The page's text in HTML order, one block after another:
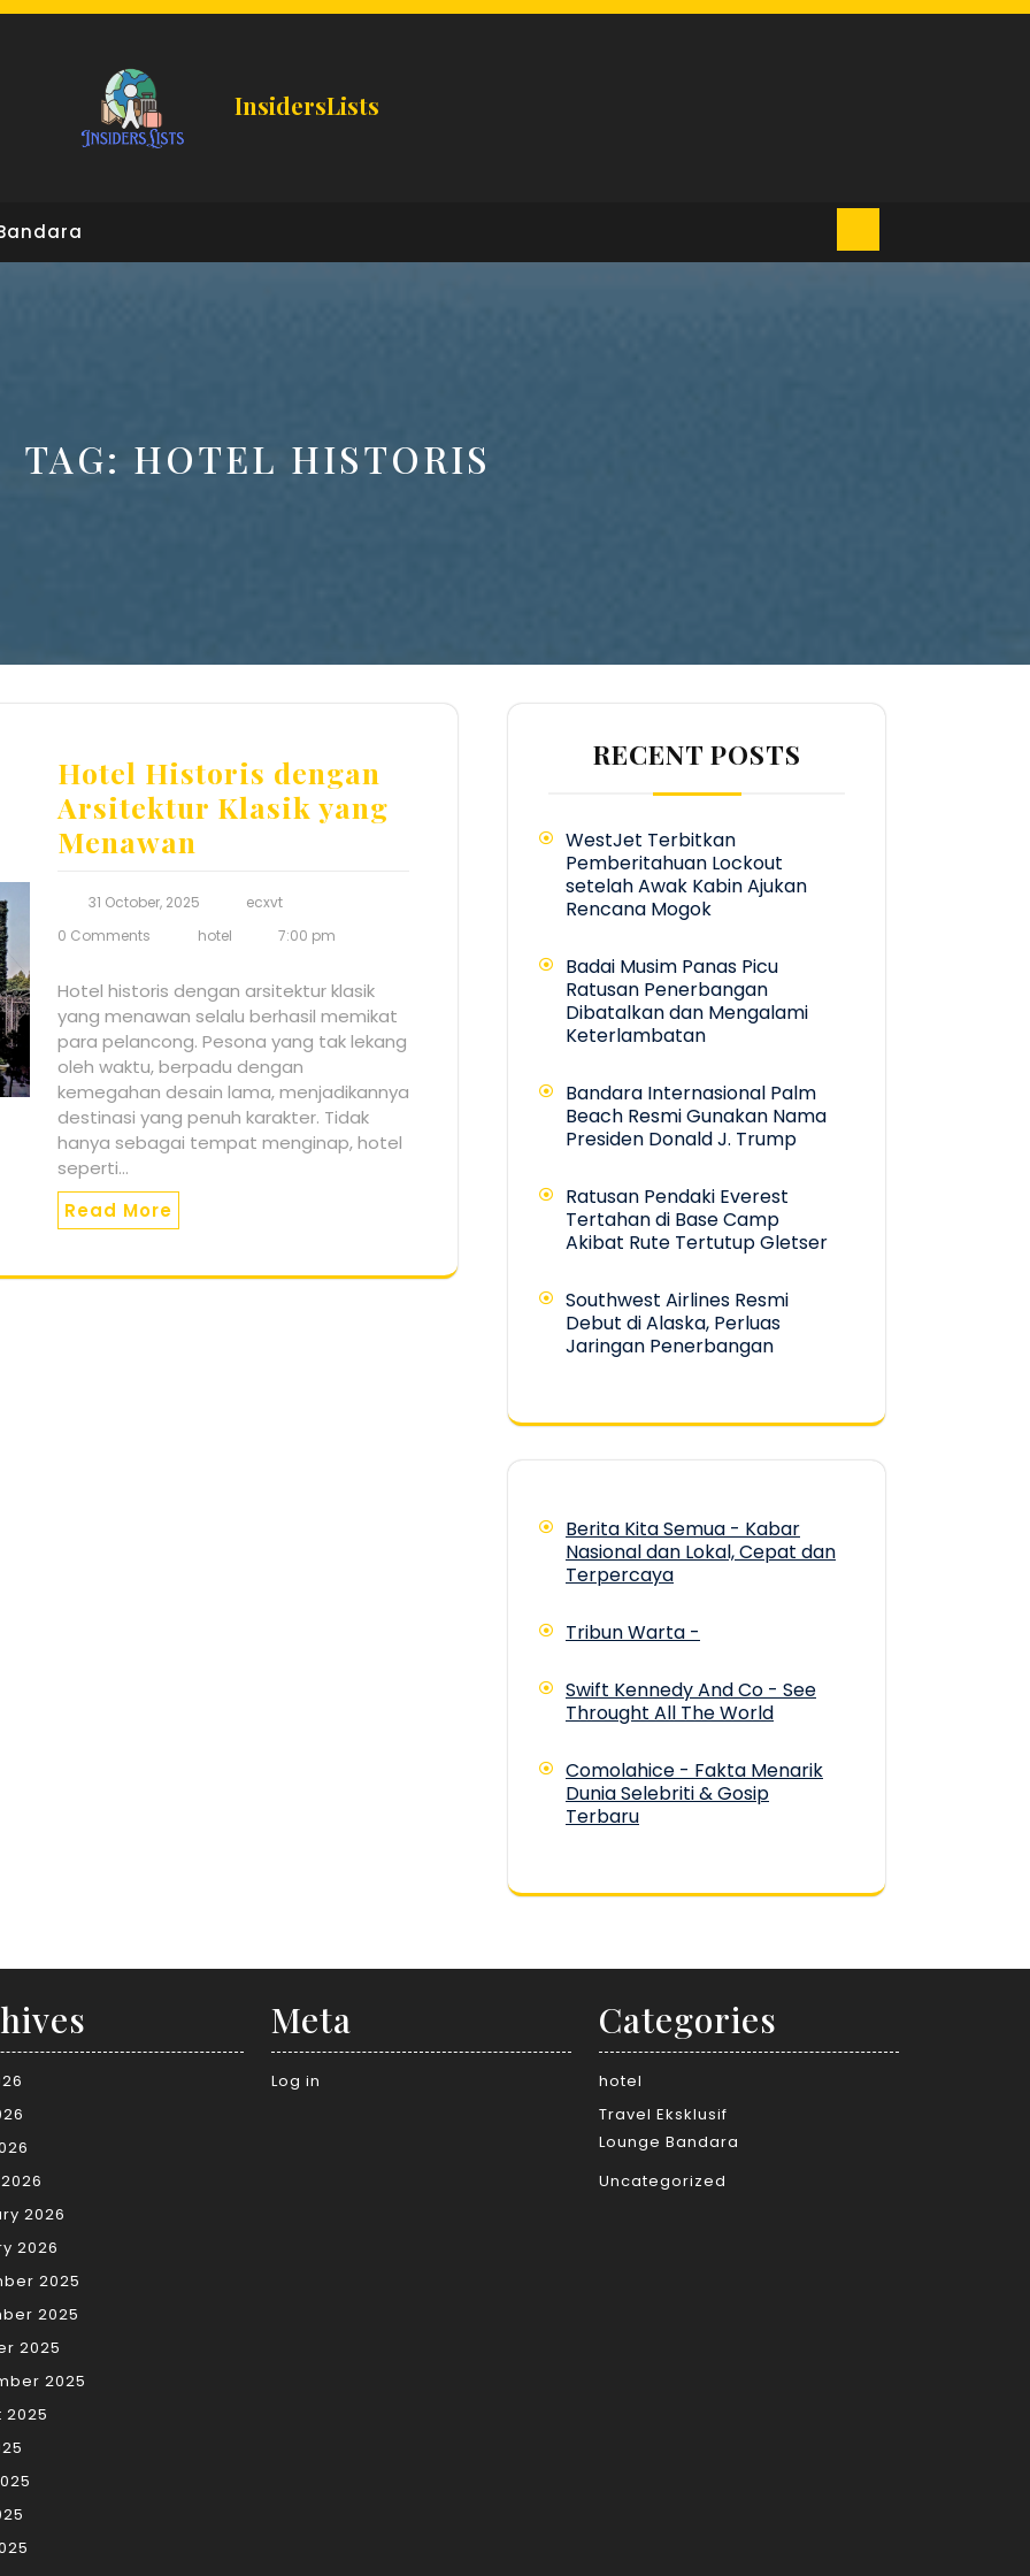
InsidersLists
TAG: HOTEL HISTORIS
Hotel Historis dengan
Arsitektur Klasik yang
Menawan
31 October, 2025
ecxvt
0 Comments
hotel 7:00 pm
Hotel historis dengan arsitektur klasik
yang menawan selalu berhasil memikat
para pelancong. Pesona yang tak lekang
oleh waktu, berpadu dengan
kemegahan desain lama, menjadikannya
destinasi yang penuh karakter. Tidak
hanya sebagai tempat menginap, hotel
seperti…
Read More
RECENT POSTS
WestJet Terbitkan
Pemberitahuan Lockout
setelah Awak Kabin Ajukan
Rencana Mogok
Badai Musim Panas Picu
Ratusan Penerbangan
Dibatalkan dan Mengalami
Keterlambatan
Bandara Internasional Palm
Beach Resmi Gunakan Nama
Presiden Donald J. Trump
Ratusan Pendaki Everest
Tertahan di Base Camp
Akibat Rute Tertutup Gletser
Southwest Airlines Resmi
Debut di Alaska, Perluas
Jaringan Penerbangan
Berita Kita Semua - Kabar
Nasional dan Lokal, Cepat dan
Terpercaya
Tribun Warta -
Swift Kennedy And Co - See
Throught All The World
Comolahice - Fakta Menarik
Dunia Selebriti & Gosip
Terbaru
2026
2026
2025
2025
2025
2025
2025
Meta
Log in
Categories
hotel
Travel Eksklusif
Lounge Bandara
Uncategorized